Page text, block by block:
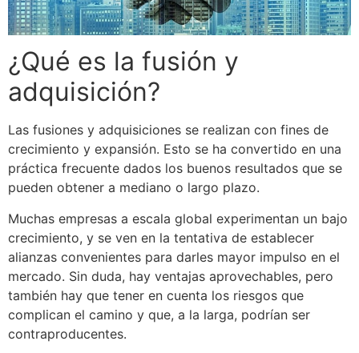
¿Qué es la fusión y
adquisición?
Las fusiones y adquisiciones se realizan con fines de
crecimiento y expansión. Esto se ha convertido en una
práctica frecuente dados los buenos resultados que se
pueden obtener a mediano o largo plazo.
Muchas empresas a escala global experimentan un bajo
crecimiento, y se ven en la tentativa de establecer
alianzas convenientes para darles mayor impulso en el
mercado. Sin duda, hay ventajas aprovechables, pero
también hay que tener en cuenta los riesgos que
complican el camino y que, a la larga, podrían ser
contraproducentes.